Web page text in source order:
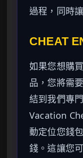
過程，同時
CHEAT
如果您想購
品，您將需
結到我們專
Vacation
動定位您錢
錢。這讓您